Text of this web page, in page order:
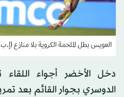
العويس بطل الملحمة الكروية بلا منازع
دخل الأخضر أجواء اللقاء
الدوسري بجوار القائم بعد